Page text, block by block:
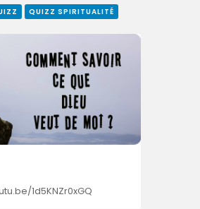
QUIZZ SPIRITUALITÉ
1d5KNZr0xGQ